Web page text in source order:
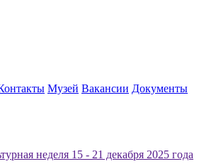
Музей Вакансии Документы
неделя 15 - 21 декабря 2025 года